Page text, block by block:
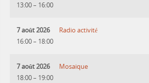
13:00– 16:00
7 août 2026
16:00– 18:00
Radio activité
7 août 2026
18:00– 19:00
Mosaique